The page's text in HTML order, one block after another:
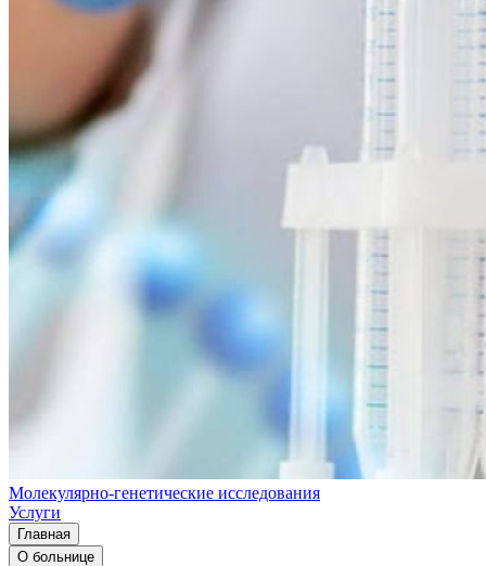
Молекулярно-генетические исследования
Услуги
Главная
О больнице